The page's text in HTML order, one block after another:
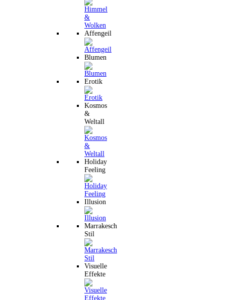
Affengeil
Blumen
Erotik
Kosmos
&
Weltall
Holiday
Feeling
Illusion
Marrakesch
Stil
Visuelle
Effekte